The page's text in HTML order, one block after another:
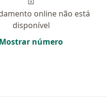
online não está
disponível
Mostrar número